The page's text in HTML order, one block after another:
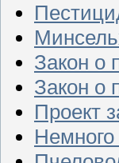
Закон о
Закон о
Проект